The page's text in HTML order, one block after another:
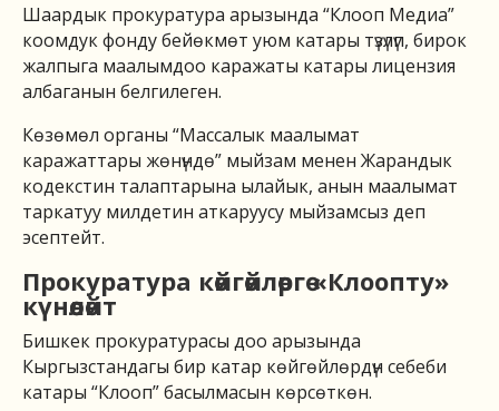
Шаардык прокуратура арызында “Клооп Медиа”
коомдук фонду бейөкмөт уюм катары түзүлүп, бирок
жалпыга маалымдоо каражаты катары лицензия
албаганын белгилеген.
Көзөмөл органы “Массалык маалымат
каражаттары жөнүндө” мыйзам менен Жарандык
кодекстин талаптарына ылайык, анын маалымат
таркатуу милдетин аткаруусу мыйзамсыз деп
эсептейт.
Прокуратура көйгөйлөргө «Клоопту»
күнөөлөйт
Бишкек прокуратурасы доо арызында
Кыргызстандагы бир катар көйгөйлөрдүн себеби
катары “Клооп” басылмасын көрсөткөн.